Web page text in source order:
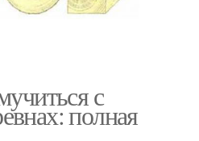
с
полная